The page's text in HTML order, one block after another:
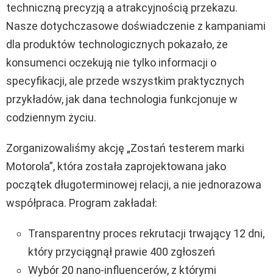
techniczną precyzją a atrakcyjnością przekazu.
Nasze dotychczasowe doświadczenie z kampaniami
dla produktów technologicznych pokazało, że
konsumenci oczekują nie tylko informacji o
specyfikacji, ale przede wszystkim praktycznych
przykładów, jak dana technologia funkcjonuje w
codziennym życiu.
Zorganizowaliśmy akcję „Zostań testerem marki
Motorola”, która została zaprojektowana jako
początek długoterminowej relacji, a nie jednorazowa
współpraca. Program zakładał:
Transparentny proces rekrutacji trwający 12 dni,
który przyciągnął prawie 400 zgłoszeń
Wybór 20 nano-influencerów, z którymi